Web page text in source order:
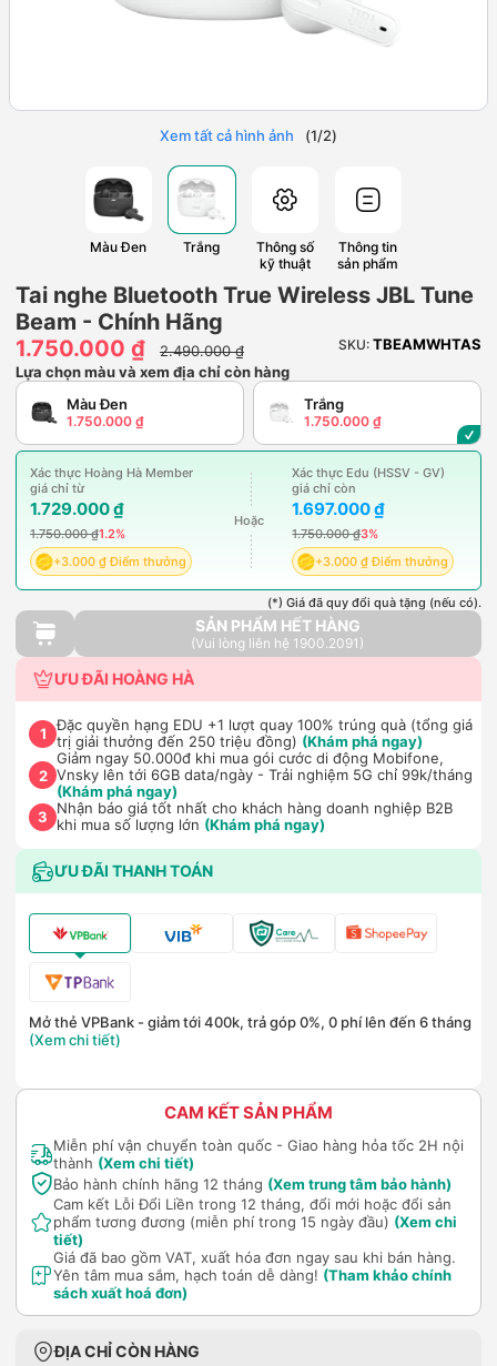
Xem tất cả hình ảnh (1/2)
Màu Đen Trắng
Thông số
kỹ thuật
Thông tin
sản phẩm
Tai nghe Bluetooth True Wireless JBL Tune
Beam - Chính Hãng
1.750.000 ₫
2.490.000 ₫ SKU: TBEAMWHTAS
Lựa chọn màu và xem địa chỉ còn hàng
Màu Đen
1.750.000 ₫
Trắng
1.750.000 ₫
Xác thực Hoàng Hà Member
giá chỉ từ
1.729.000 ₫
1.750.000 ₫1.2%
+3.000 ₫ Điểm thưởng
Hoặc
Xác thực Edu (HSSV - GV)
giá chỉ còn
1.697.000 ₫
1.750.000 ₫3%
+3.000 ₫ Điểm thưởng
(*) Giá đã quy đổi quà tặng (nếu có).
SẢN PHẨM HẾT HÀNG
(Vui lòng liên hệ 1900.2091)
ƯU ĐÃI HOÀNG HÀ
1
Đặc quyền hạng EDU +1 lượt quay 100% trúng quà (tổng giá
trị giải thưởng đến 250 triệu đồng) (Khám phá ngay)
2
Giảm ngay 50.000đ khi mua gói cước di động Mobifone,
Vnsky lên tới 6GB data/ngày - Trải nghiệm 5G chỉ 99k/tháng
(Khám phá ngay)
3
Nhận báo giá tốt nhất cho khách hàng doanh nghiệp B2B
khi mua số lượng lớn (Khám phá ngay)
ƯU ĐÃI THANH TOÁN
Mở thẻ VPBank - giảm tới 400k, trả góp 0%, 0 phí lên đến 6 tháng
(Xem chi tiết)
CAM KẾT SẢN PHẨM
Miễn phí vận chuyển toàn quốc - Giao hàng hỏa tốc 2H nội
thành (Xem chi tiết)
Bảo hành chính hãng 12 tháng (Xem trung tâm bảo hành)
Cam kết Lỗi Đổi Liền trong 12 tháng, đổi mới hoặc đổi sản
phẩm tương đương (miễn phí trong 15 ngày đầu) (Xem chi
tiết)
Giá đã bao gồm VAT, xuất hóa đơn ngay sau khi bán hàng.
Yên tâm mua sắm, hạch toán dễ dàng! (Tham khảo chính
sách xuất hoá đơn)
ĐỊA CHỈ CÒN HÀNG